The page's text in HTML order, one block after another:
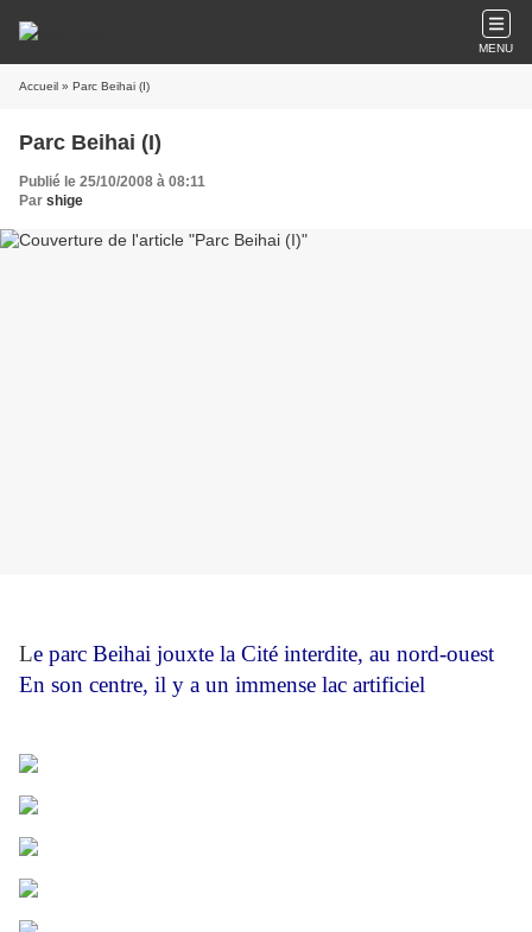
MENU
Accueil » Parc Beihai (I)
Parc Beihai (I)
Publié le 25/10/2008 à 08:11
Par shige
Le parc Beihai jouxte la Cité interdite, au nord-ouest
En son centre, il y a un immense lac artificiel